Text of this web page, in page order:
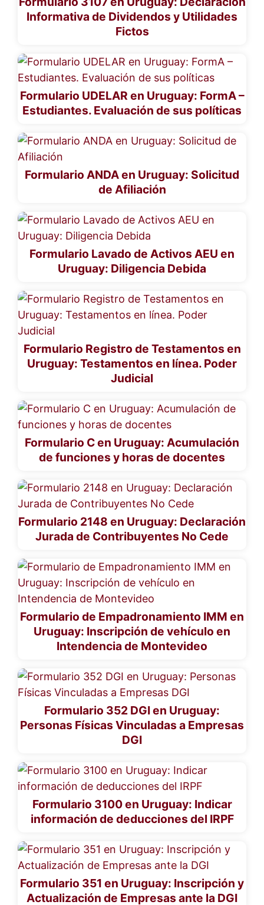
Informativa de Dividendos y Utilidades
Fictos
Formulario UDELAR en Uruguay: FormA –
Estudiantes. Evaluación de sus políticas
Formulario ANDA en Uruguay: Solicitud
de Afiliación
Formulario Lavado de Activos AEU en
Uruguay: Diligencia Debida
Formulario Registro de Testamentos en
Uruguay: Testamentos en línea. Poder
Judicial
Formulario C en Uruguay: Acumulación
de funciones y horas de docentes
Formulario 2148 en Uruguay: Declaración
Jurada de Contribuyentes No Cede
Formulario de Empadronamiento IMM en
Uruguay: Inscripción de vehículo en
Intendencia de Montevideo
Formulario 352 DGI en Uruguay:
Personas Físicas Vinculadas a Empresas
DGI
Formulario 3100 en Uruguay: Indicar
información de deducciones del IRPF
Formulario 351 en Uruguay: Inscripción y
Actualización de Empresas ante la DGI